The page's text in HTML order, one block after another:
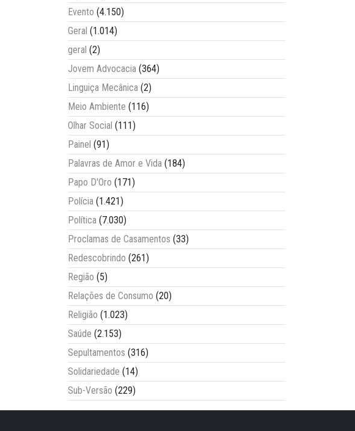
Evento (4.150)
Geral (1.014)
geral (2)
Jovem Advocacia (364)
Linguiça Mecânica (2)
Meio Ambiente (116)
Olhar Social (111)
Painel (91)
Palavras de Amor e Vida (184)
Papo D'Oro (171)
Polícia (1.421)
Política (7.030)
Proclamas de Casamentos (33)
Redescobrindo (261)
Região (5)
Relações de Consumo (20)
Religião (1.023)
Saúde (2.153)
Sepultamentos (316)
Solidariedade (14)
Sub-Versão (229)